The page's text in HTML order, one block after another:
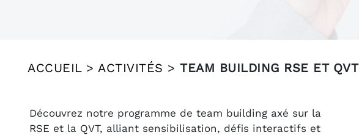
ACCUEIL> ACTIVITÉS > TEAM BUILDING RSE ET QVT
Découvrez notre programme de team building axé sur la
RSE et la QVT, alliant sensibilisation, défis interactifs et